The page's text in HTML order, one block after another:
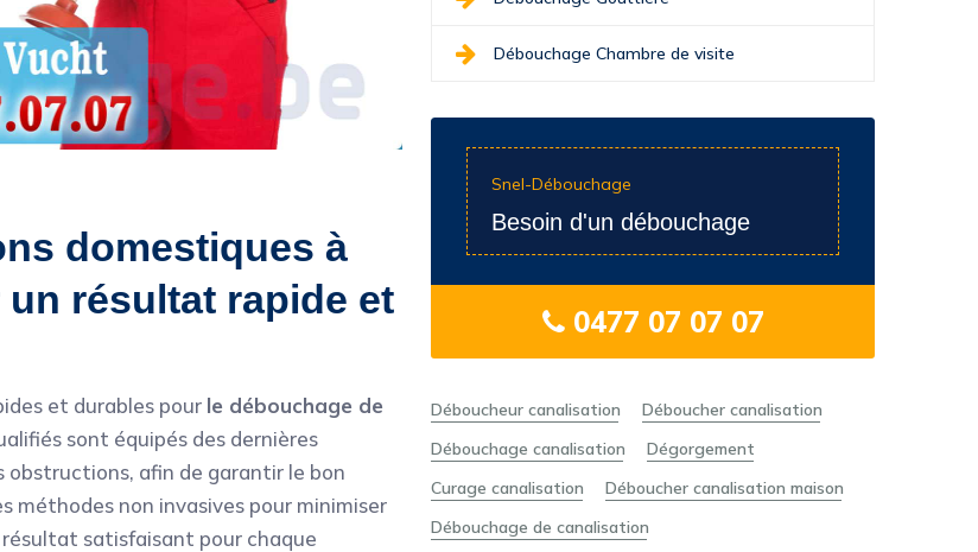
domestiques à
résultat rapide et
et durables pour le débouchage de
sont équipés des dernières
afin de garantir le bon
méthodes non invasives pour minimiser
satisfaisant pour chaque
Débouchage Chambre de visite
Snel-Débouchage
Besoin d'un débouchage
0477 07 07 07
Déboucheur canalisation
Déboucher canalisation
Débouchage canalisation
Dégorgement
Curage canalisation
Déboucher canalisation maison
Débouchage de canalisation